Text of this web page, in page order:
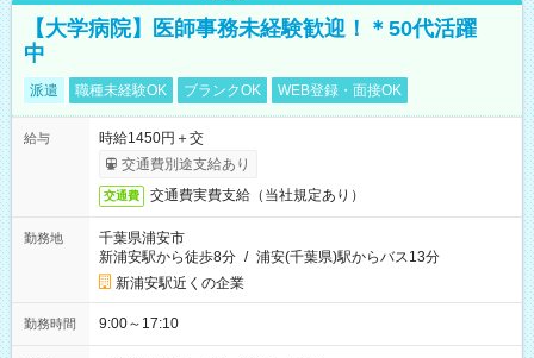
【大学病院】医師事務未経験歓迎！＊50代活躍
中
派遣 職種未経験OK ブランクOK WEB登録・面接OK
給与
時給1450円＋交
交通費別途支給あり
交通費 交通費実費支給（当社規定あり）
勤務地
千葉県浦安市
新浦安駅から徒歩8分 / 浦安(千葉県)駅からバス13分
新浦安駅近くの企業
勤務時間 9:00～17:10